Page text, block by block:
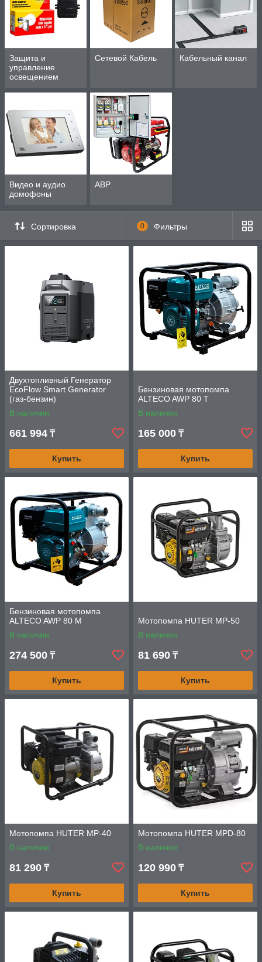
Защита и
управление
освещением
Сетевой Кабель Кабельный канал
Видео и аудио
домофоны
АВР
Сортировка 0 Фильтры
Двухтопливный Генератор
EcoFlow Smart Generator
(газ-бензин)
В наличии
661 994 ₸
Купить
Бензиновая мотопомпа
ALTECO AWP 80 T
В наличии
165 000 ₸
Купить
Бензиновая мотопомпа
ALTECO AWP 80 M
В наличии
274 500 ₸
Купить
Мотопомпа HUTER MP-50
В наличии
81 690 ₸
Купить
Мотопомпа HUTER MP-40
В наличии
81 290 ₸
Купить
Мотопомпа HUTER MPD-80
В наличии
120 990 ₸
Купить